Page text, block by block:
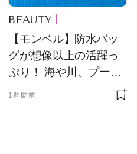
BEAUTY
【モンベル】防水バッ
グが想像以上の活躍っ
ぷり！ 海や川、プール
1週間前